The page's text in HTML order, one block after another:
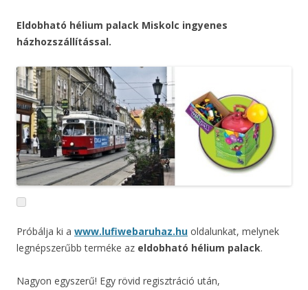
Eldobható hélium palack Miskolc ingyenes
házhozszállítással.
Próbálja ki a www.lufiwebaruhaz.hu oldalunkat, melynek
legnépszerűbb terméke az eldobható hélium palack.
Nagyon egyszerű! Egy rövid regisztráció után,